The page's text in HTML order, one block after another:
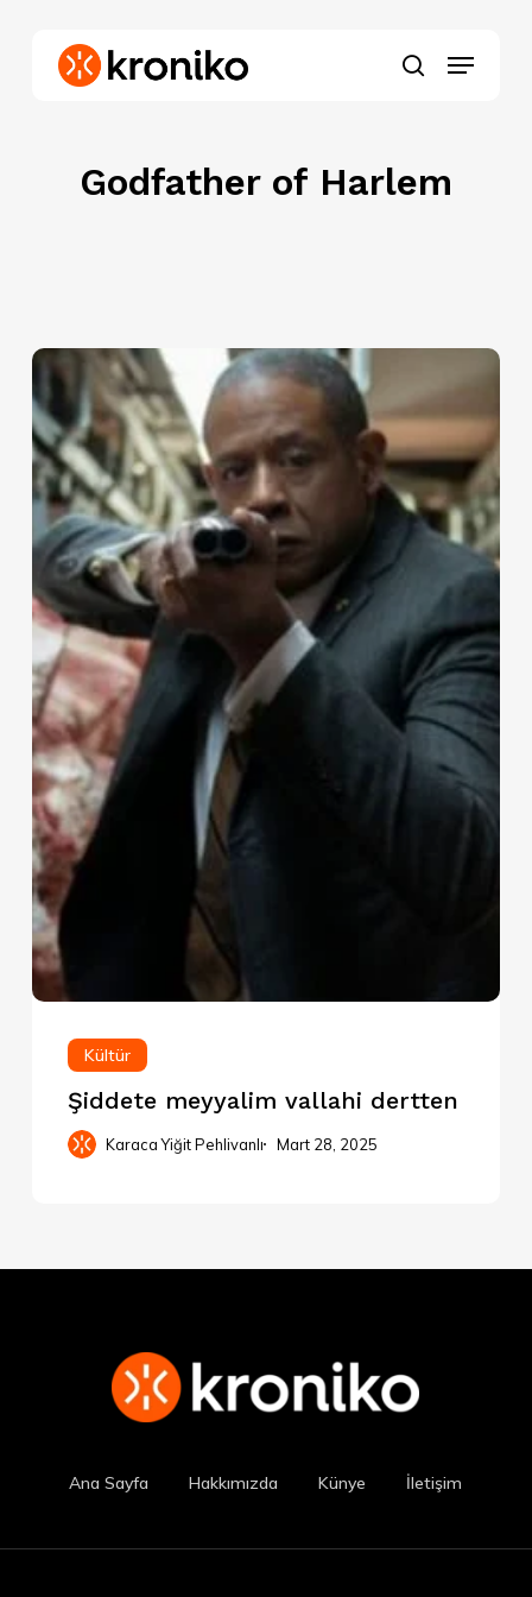
search
Menu
Godfather of Harlem
Kültür
Şiddete meyyalim vallahi dertten
Karaca Yiğit Pehlivanlı Mart 28, 2025
Ana Sayfa Hakkımızda Künye İletişim